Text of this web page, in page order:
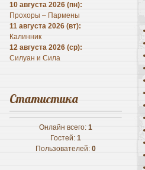
10 августа 2026 (пн):
Прохоры – Пармены
11 августа 2026 (вт):
Калинник
12 августа 2026 (ср):
Силуан и Сила
Статистика
Онлайн всего: 1
Гостей: 1
Пользователей: 0